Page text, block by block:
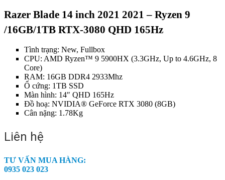
Razer Blade 14 inch 2021 2021 – Ryzen 9
/16GB/1TB RTX-3080 QHD 165Hz
Tình trạng: New, Fullbox
CPU: AMD Ryzen™ 9 5900HX (3.3GHz, Up to 4.6GHz, 8
Core)
RAM: 16GB DDR4 2933Mhz
Ổ cứng: 1TB SSD
Màn hình: 14″ QHD 165Hz
Đồ hoạ: NVIDIA® GeForce RTX 3080 (8GB)
Cân nặng: 1.78Kg
Liên hệ
TƯ VẤN MUA HÀNG:
0935 023 023